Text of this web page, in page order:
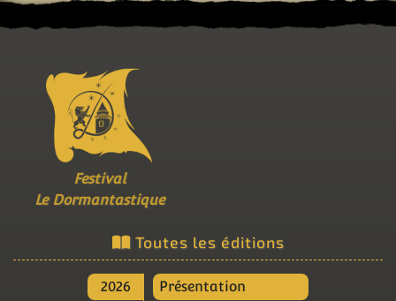
Festival
Le Dormantastique
Toutes les éditions
2026 Présentation